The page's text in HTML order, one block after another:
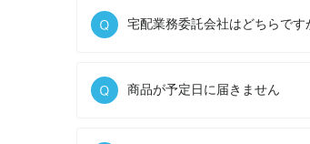
宅配業務委託会社はどちらです
商品が予定日に届きません